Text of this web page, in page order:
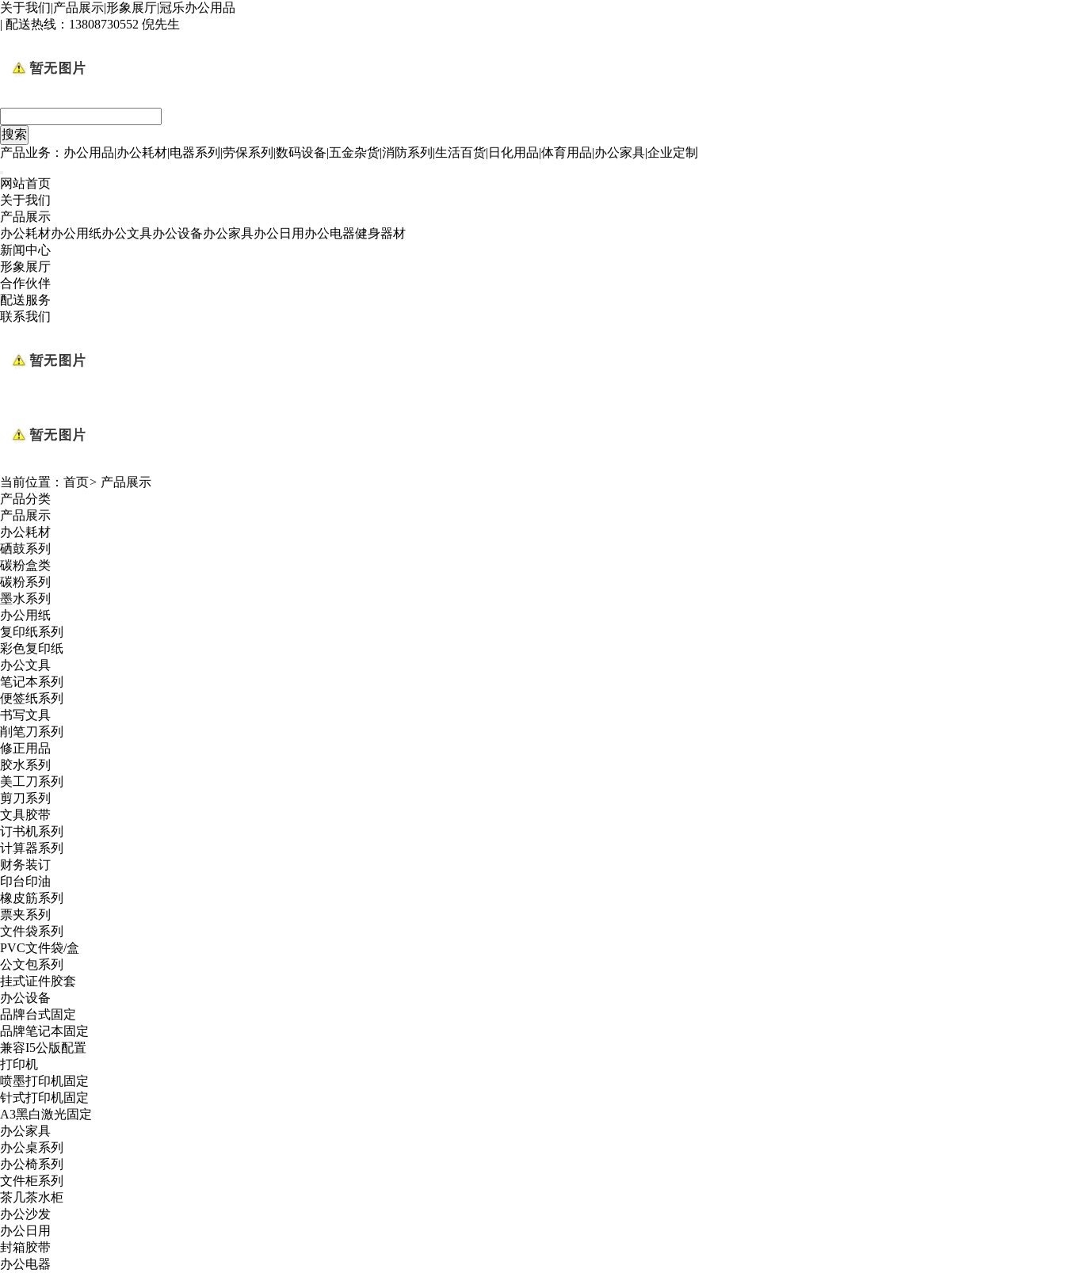
关于我们|产品展示|形象展厅|冠乐办公用品
| 配送热线： 13808730552 倪先生
产品业务：办公用品|办公耗材|电器系列|劳保系列|数码设备|五金杂货|消防系列|生活百货|日化用品|体育用品|办公家具|企业定制
网站首页
关于我们
产品展示
办公耗材办公用纸办公文具办公设备办公家具办公日用 办公电器健身器材
新闻中心
形象展厅
合作伙伴
配送服务
联系我们
当前位置： 首页> 产品展示
产品分类
产品展示
办公耗材
硒鼓系列
碳粉盒类
碳粉系列
墨水系列
办公用纸
复印纸系列
彩色复印纸
办公文具
笔记本系列
便签纸系列
书写文具
削笔刀系列
修正用品
胶水系列
美工刀系列
剪刀系列
文具胶带
订书机系列
计算器系列
财务装订
印台印油
橡皮筋系列
票夹系列
文件袋系列
PVC文件袋/盒
公文包系列
挂式证件胶套
办公设备
品牌台式固定
品牌笔记本固定
兼容I5公版配置
打印机
喷墨打印机固定
针式打印机固定
A3黑白激光固定
办公家具
办公桌系列
办公椅系列
文件柜系列
茶几茶水柜
办公沙发
办公日用
封箱胶带
办公电器